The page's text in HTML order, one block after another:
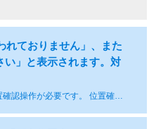
れておりません」、また
い」と表示されます。対
プログラミングペンダントにて位置確認操作が必要です。 位置確認操作の詳細に関してはロボットコントローラ保守要領書の「第2原点の設定」をご参照ください。 ＊位置確認操作でロボットが動作しない場合は、YASKAWAコンタクトセンタへご連絡ください。 ■操作手順： 「位置確認」操作はロボットを第二原点位置に移動させる必要があります。操作の際にはロボットが周辺機器等と干渉しないよう確認を行いながら動作させてください。 ➀コントローラを「ティーチモード」に設定します。 ②プログラミングペンダントの画面より「メニュー」を選択し、【ロボット】→【第二原点】を選択し、「第2原点位置」画面を表示します。（図1） ③サーボ電源を投入し、プログラミングペンダントの「ネクスト」キーを押下して、すべての軸のパルス差が0になるまで移動させてください。 ※「ネクスト」キーの動作で周辺機器と干渉する場合には各軸操作で回避してください ※速度と動作は、「手動速度」と「座標系」に依存します。 ④画面上部のサブメニューより【データ】を選択し、【位置確認】を選択します。(図2) ⑤「位置確認操作が行われました」のメッセージがメッセージ欄に表示されましたら、作業完了です ※複数の制御グループが存在する場合には、操作手順2で対象の制御グループを表示し、操作手順⑤までを繰り返してください。 このメッセージが表示されるのは、制御電源オフと制御電源オンの時の絶対値エンコーダのアブソリュート回転量データが異なる場合に発生するアラームが発生したことを示しています。 安全性を確保するために、このアラーム発生後は「位置確認」操作を行わないとプレイバックやテスト運転ができないようになっております。